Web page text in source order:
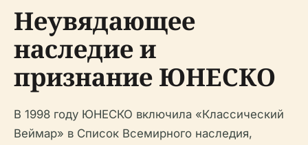
Неувядающее
наследие и
признание ЮНЕСКО
В 1998 году ЮНЕСКО включила «Классический
Веймар» в Список Всемирного наследия,